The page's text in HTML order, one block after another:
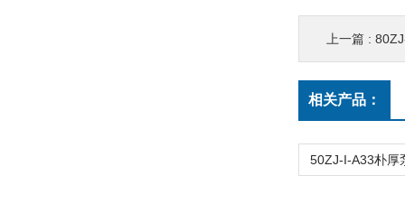
上一篇 :
相关产品：